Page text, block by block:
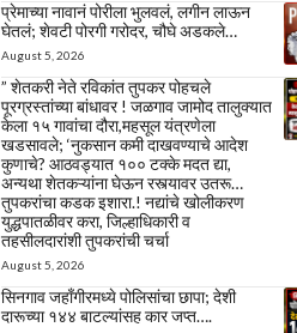
प्रेमाच्या नावानं पोरीला भुलवलं, लगीन लाऊन
घेतलं; शेवटी पोरगी गरोदर, चौघे अडकले…
August 5, 2026
” शेतकरी नेते रविकांत तुपकर पोहचले
पूरग्रस्तांच्या बांधावर ! जळगाव जामोद तालुक्यात
केला १५ गावांचा दौरा,महसूल यंत्रणेला
खडसावले; ‘नुकसान कमी दाखवण्याचे आदेश
कुणाचे? आठवड्यात १०० टक्के मदत द्या,
अन्यथा शेतकऱ्यांना घेऊन रस्त्यावर उतरू…
तुपकरांचा कडक इशारा.! नद्यांचे खोलीकरण
युद्धपातळीवर करा, जिल्हाधिकारी व
तहसीलदारांशी तुपकरांची चर्चा
August 5, 2026
सिनगाव जहाँगीरमध्ये पोलिसांचा छापा; देशी
दारूच्या १४४ बाटल्यांसह कार जप्त….